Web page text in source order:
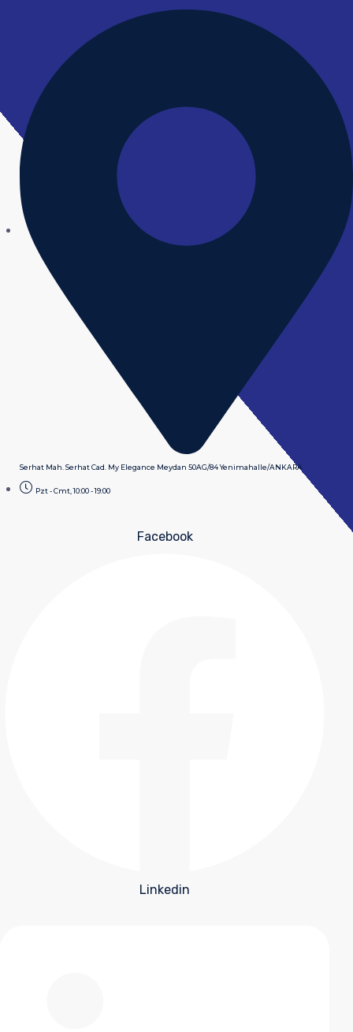
Serhat Mah. Serhat Cad. My Elegance Meydan 50AG/84 Yenimahalle/ANKARA
Pzt - Cmt, 10:00 - 19:00
Facebook
Linkedin